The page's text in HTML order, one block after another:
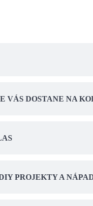
DOSTANE NA
PROJEKTY A